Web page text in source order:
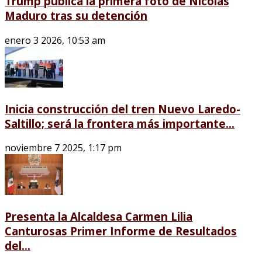
Maduro tras su detención
enero 3 2026, 10:53 am
Inicia construcción del tren Nuevo Laredo-
Saltillo; será la frontera más importante...
noviembre 7 2025, 1:17 pm
Presenta la Alcaldesa Carmen Lilia
Canturosas Primer Informe de Resultados
del...